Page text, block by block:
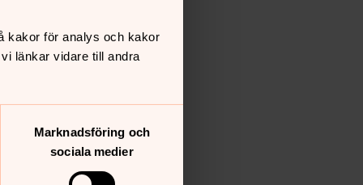
kakor för analys och kakor
länkar vidare till andra
Marknadsföring och
sociala medier